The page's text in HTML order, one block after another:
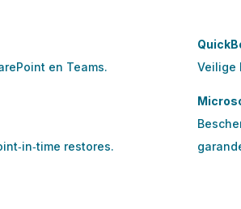
en Teams.
restores.
Veilige